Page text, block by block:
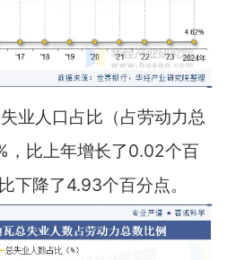
业人口占比（占劳动力总
，比上年增长了0.02个百
下降了4.93个百分点。